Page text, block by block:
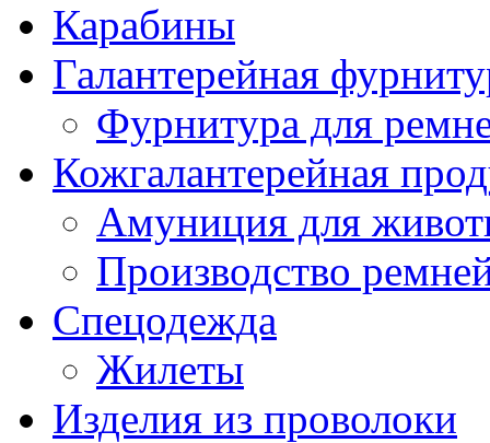
Карабины
Галантерейная
Фурнитура для
Кожгалантерейная
Амуниция для
Производство
Спецодежда
Жилеты
Изделия из проволоки